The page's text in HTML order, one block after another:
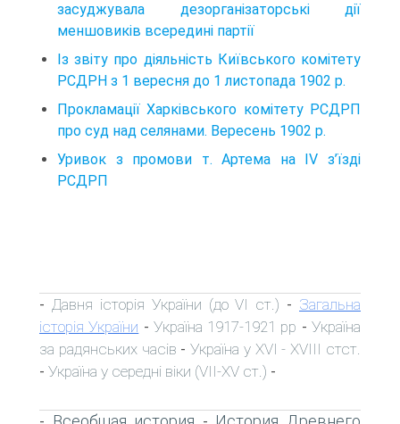
засуджувала дезорганізаторські дії
меншовиків всередині партії
Із звіту про діяльність Київського комітету
РСДРН з 1 вересня до 1 листопада 1902 р.
Прокламації Харківського комітету РСДРП
про суд над селянами. Вересень 1902 р.
Уривок з промови т. Артема на IV з’їзді
РСДРП
- Давня історія України (до VI ст.) - Загальна
історія України - Україна 1917-1921 рр -Україна
за радянських часів -Україна у XVI - XVIII стст.
- Україна у середні віки (VII-XV ст.) -